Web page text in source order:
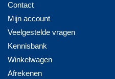
Contact
Mijn account
Veelgestelde vragen
Kennisbank
Winkelwagen
Afrekenen